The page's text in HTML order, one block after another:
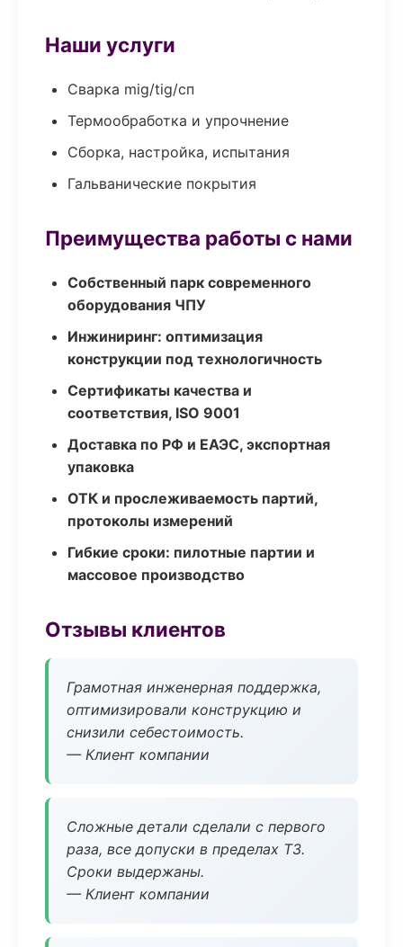
Наши услуги
Сварка mig/tig/сп
Термообработка и упрочнение
Сборка, настройка, испытания
Гальванические покрытия
Преимущества работы с нами
Собственный парк современного
оборудования ЧПУ
Инжиниринг: оптимизация
конструкции под технологичность
Сертификаты качества и
соответствия, ISO 9001
Доставка по РФ и ЕАЭС, экспортная
упаковка
ОТК и прослеживаемость партий,
протоколы измерений
Гибкие сроки: пилотные партии и
массовое производство
Отзывы клиентов
Грамотная инженерная поддержка,
оптимизировали конструкцию и
снизили себестоимость.
— Клиент компании
Сложные детали сделали с первого
раза, все допуски в пределах ТЗ.
Сроки выдержаны.
— Клиент компании